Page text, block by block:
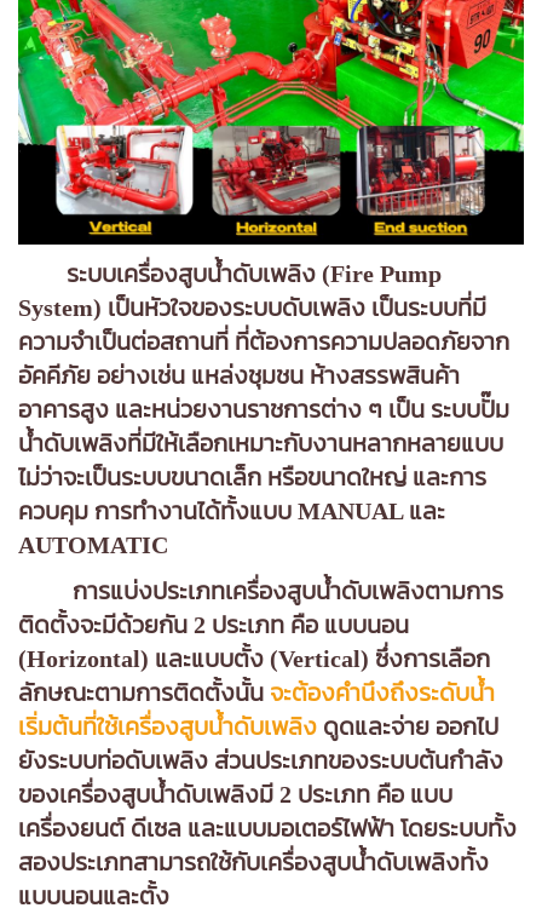
ระบบเครื่องสูบน้ําดับเพลิง (Fire Pump
System) เป็นหัวใจของระบบดับเพลิง เป็นระบบที่มี
ความจําเป็นต่อสถานที่ ที่ต้องการความปลอดภัยจาก
อัคคีภัย อย่างเช่น แหล่งชุมชน ห้างสรรพสินค้า
อาคารสูง และหน่วยงานราชการต่าง ๆ เป็น ระบบปั๊ม
น้ําดับเพลิงที่มีให้เลือกเหมาะกับงานหลากหลายแบบ
ไม่ว่าจะเป็นระบบขนาดเล็ก หรือขนาดใหญ่ และการ
ควบคุม การทํางานได้ทั้งแบบ MANUAL และ
AUTOMATIC
การแบ่งประเภทเครื่องสูบน้ําดับเพลิงตามการ
ติดตั้งจะมีด้วยกัน 2 ประเภท คือ แบบนอน
(Horizontal) และแบบตั้ง (Vertical) ซึ่งการเลือก
ลักษณะตามการติดตั้งนั้น จะต้องคํานึงถึงระดับน้ํา
เริ่มต้นที่ใช้เครื่องสูบน้ําดับเพลิง ดูดและจ่าย ออกไป
ยังระบบท่อดับเพลิง ส่วนประเภทของระบบต้นกําลัง
ของเครื่องสูบน้ําดับเพลิงมี 2 ประเภท คือ แบบ
เครื่องยนต์ ดีเซล และแบบมอเตอร์ไฟฟ้า โดยระบบทั้ง
สองประเภทสามารถใช้กับเครื่องสูบน้ําดับเพลิงทั้ง
แบบนอนและตั้ง